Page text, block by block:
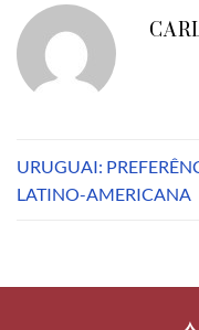
URUGUAI:
LATINO-AMERICANA